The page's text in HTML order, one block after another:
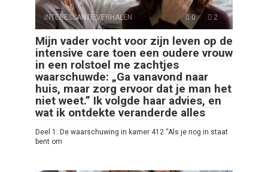
INTERESSANTE VERHALEN 0 2
Mijn vader vocht voor zijn leven op de
intensive care toen een oudere vrouw
in een rolstoel me zachtjes
waarschuwde: „Ga vanavond naar
huis, maar zorg ervoor dat je man het
niet weet.” Ik volgde haar advies, en
wat ik ontdekte veranderde alles
Deel 1: De waarschuwing in kamer 412 “Als je nog in staat
bent om